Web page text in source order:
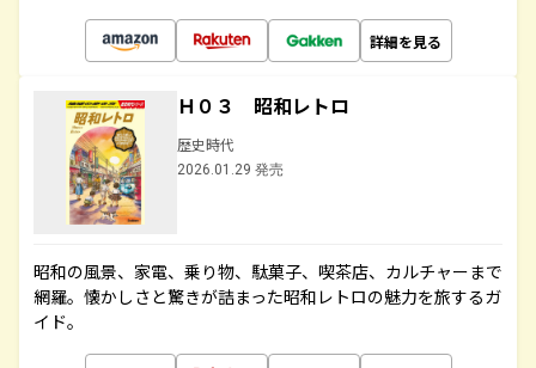
詳細を見る
Ｈ０３ 昭和レトロ
歴史時代
2026.01.29 発売
昭和の風景、家電、乗り物、駄菓子、喫茶店、カルチャーまで
網羅。懐かしさと驚きが詰まった昭和レトロの魅力を旅するガ
イド。